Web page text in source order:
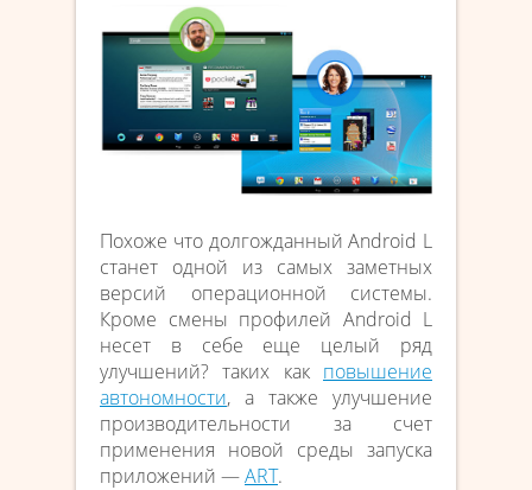
Похоже что долгожданный Android L
станет одной из самых заметных
версий операционной системы.
Кроме смены профилей Android L
несет в себе еще целый ряд
улучшений? таких как повышение
автономности, а также улучшение
производительности за счет
применения новой среды запуска
приложений —ART.